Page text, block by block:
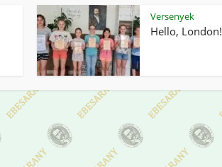
Versenyek
Hello, London!